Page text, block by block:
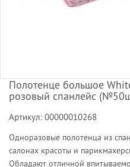
Полотенце большое
розовый спанлейс
Артикул: 00000010268
Одноразовые полотенца из
салонах красоты и
Обладают отличной